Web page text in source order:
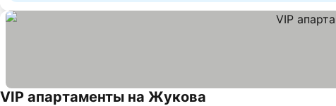
VIP апартаменты на Жукова